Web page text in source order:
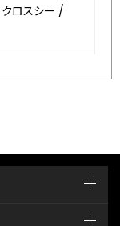
クロスシー /